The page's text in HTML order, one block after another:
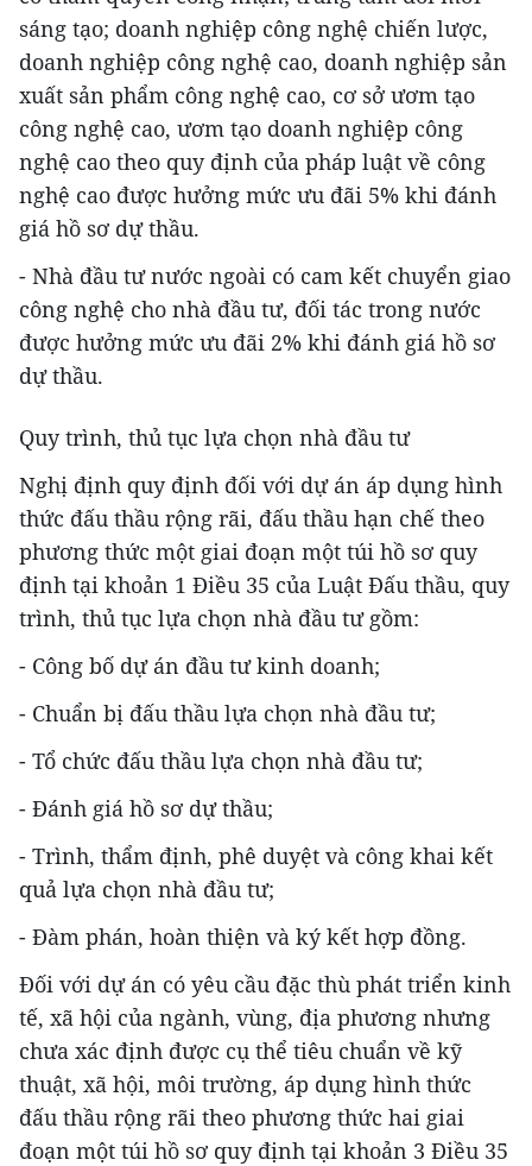
sáng tạo; doanh nghiệp công nghệ chiến lược,
doanh nghiệp công nghệ cao, doanh nghiệp sản
xuất sản phẩm công nghệ cao, cơ sở ươm tạo
công nghệ cao, ươm tạo doanh nghiệp công
nghệ cao theo quy định của pháp luật về công
nghệ cao được hưởng mức ưu đãi 5% khi đánh
giá hồ sơ dự thầu.
- Nhà đầu tư nước ngoài có cam kết chuyển giao
công nghệ cho nhà đầu tư, đối tác trong nước
được hưởng mức ưu đãi 2% khi đánh giá hồ sơ
dự thầu.
Quy trình, thủ tục lựa chọn nhà đầu tư
Nghị định quy định đối với dự án áp dụng hình
thức đấu thầu rộng rãi, đấu thầu hạn chế theo
phương thức một giai đoạn một túi hồ sơ quy
định tại khoản 1 Điều 35 của Luật Đấu thầu, quy
trình, thủ tục lựa chọn nhà đầu tư gồm:
- Công bố dự án đầu tư kinh doanh;
- Chuẩn bị đấu thầu lựa chọn nhà đầu tư;
- Tổ chức đấu thầu lựa chọn nhà đầu tư;
- Đánh giá hồ sơ dự thầu;
- Trình, thẩm định, phê duyệt và công khai kết
quả lựa chọn nhà đầu tư;
- Đàm phán, hoàn thiện và ký kết hợp đồng.
Đối với dự án có yêu cầu đặc thù phát triển kinh
tế, xã hội của ngành, vùng, địa phương nhưng
chưa xác định được cụ thể tiêu chuẩn về kỹ
thuật, xã hội, môi trường, áp dụng hình thức
đấu thầu rộng rãi theo phương thức hai giai
đoạn một túi hồ sơ quy định tại khoản 3 Điều 35